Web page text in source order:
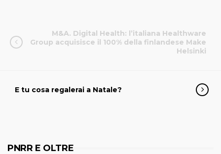
M&A. Digital Health: l’italiana Healthware
Group acquisisce il 100% della finlandese Make
Helsinki
E tu cosa regalerai a Natale?
PNRR E OLTRE